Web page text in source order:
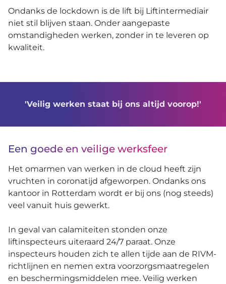
Ondanks de lockdown is de lift bij Liftintermediair
niet stil blijven staan. Onder aangepaste
omstandigheden werken, zonder in te leveren op
kwaliteit.
'Veilig werken staat bij ons altijd voorop!'
Een goede en veilige werksfeer
Het omarmen van werken in de cloud heeft zijn
vruchten in coronatijd afgeworpen. Ondanks ons
kantoor in Rotterdam wordt er bij ons (nog steeds)
veel vanuit huis gewerkt.
In geval van calamiteiten stonden onze
liftinspecteurs uiteraard 24/7 paraat. Onze
inspecteurs houden zich te allen tijde aan de RIVM-
richtlijnen en nemen extra voorzorgsmaatregelen
en beschermingsmiddelen mee. Veilig werken